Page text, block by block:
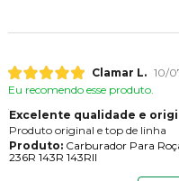
Clamar L. 10/
Eu recomendo esse produto.
Excelente qualidade e
Produto original e top de linha
Produto:Carburador Para
236R 143R 143RII